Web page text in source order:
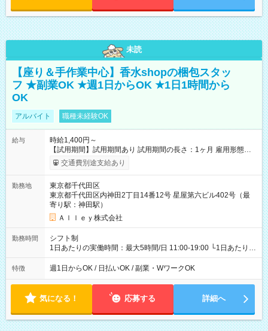
未読
【座り＆手作業中心】香水shopの梱包スタッ
フ ★副業OK ★週1日からOK ★1日1時間から
OK
アルバイト 職種未経験OK
給与
時給1,400円～
【試用期間】試用期間あり 試用期間の長さ：1ヶ月 雇用形態、
給与は本採用時と同じです。
交通費別途支給あり
勤務地
東京都千代田区
東京都千代田区内神田2丁目14番12号 星屋第六ビル402号（最
寄り駅：神田駅）
Ａｌｌｅｙ株式会社
勤務時間
シフト制
1日あたりの実働時間：最大5時間/日 11:00-19:00 └1日あたりの
実働時間：1-5時間 └上記の時間帯内であれば、いつでも勤務可
能！ └平日・土曜日の中で、お好きな曜日でご勤務いただけま
18:00 などのように、自由な働き方が可能なお仕事です！
特徴 週1日からOK / 日払いOK / 副業・WワークOK
気になる！ 応募する 詳細へ